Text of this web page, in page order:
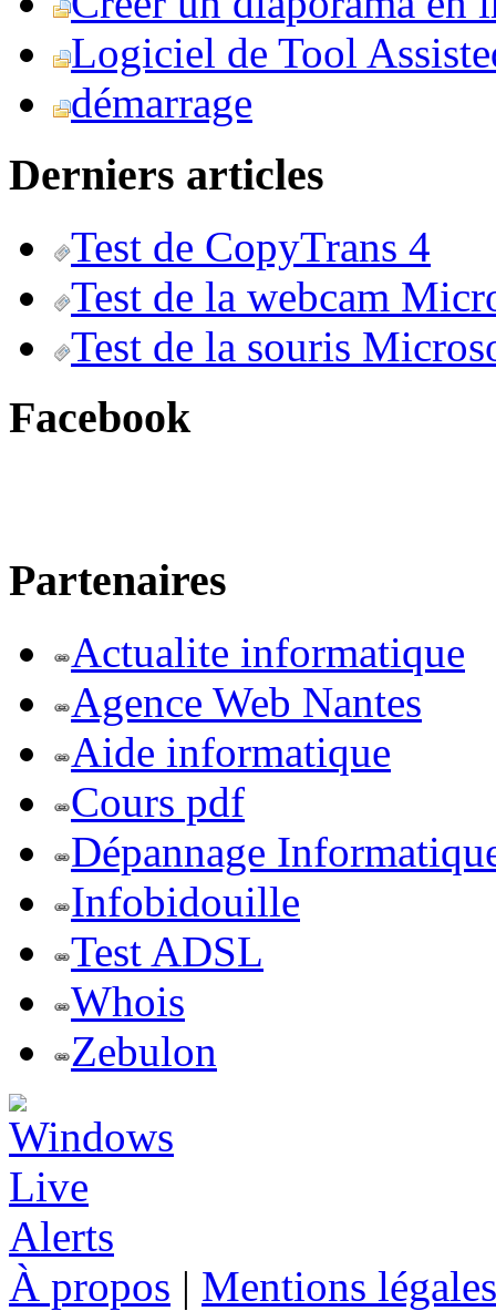
Logiciel de Tool
démarrage
Derniers articles
Test de CopyTrans 4
Test de la webcam
Test de la souris
Facebook
Partenaires
Actualite informatique
Agence Web Nantes
Aide informatique
Cours pdf
Dépannage
Infobidouille
Test ADSL
Whois
Zebulon
À propos | Mentions légales